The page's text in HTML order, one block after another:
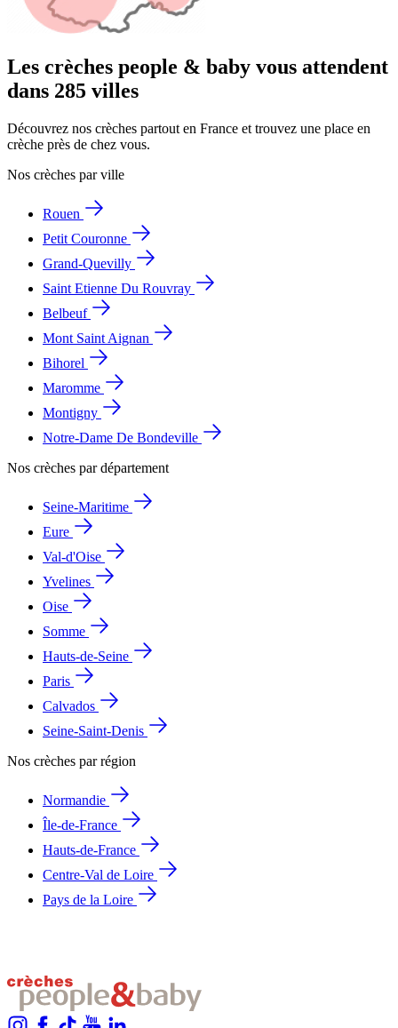
Les crèches people & baby vous attendent
dans 285 villes
Découvrez nos crèches partout en France et trouvez une place en
crèche près de chez vous.
Nos crèches par ville
Rouen
Petit Couronne
Grand-Quevilly
Saint Etienne Du Rouvray
Belbeuf
Mont Saint Aignan
Bihorel
Maromme
Montigny
Notre-Dame De Bondeville
Nos crèches par département
Seine-Maritime
Eure
Val-d'Oise
Yvelines
Oise
Somme
Hauts-de-Seine
Paris
Calvados
Seine-Saint-Denis
Nos crèches par région
Normandie
Île-de-France
Hauts-de-France
Centre-Val de Loire
Pays de la Loire